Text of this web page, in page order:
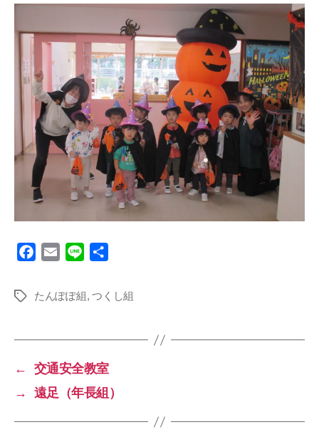
o
o
タ
たんぽぽ組, つくし組
←
交通安全教室
→
遠足（年長組）